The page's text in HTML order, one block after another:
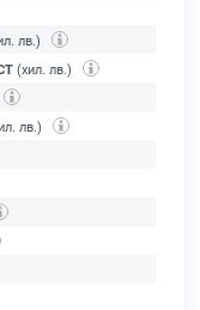
лв.)
(хил. лв.)
лв.)